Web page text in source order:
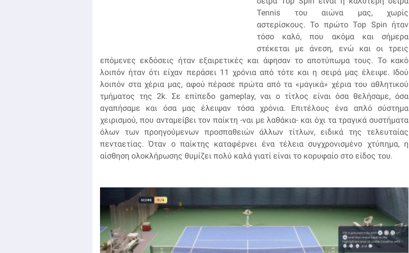
Tennis του αιώνα μας, χωρίς
αστερίσκους. Το πρώτο Top Spin ήταν
τόσο καλό, που ακόμα και σήμερα
στέκεται με άνεση, ενώ και οι τρεις
επόμενες εκδόσεις ήταν εξαιρετικές και άφησαν το αποτύπωμα τους. Το κακό
λοιπόν ήταν ότι είχαν περάσει 11 χρόνια από τότε και η σειρά μας έλειψε. Ιδού
λοιπόν στα χέρια μας, αφού πέρασε πρώτα από τα «μαγικά» χέρια του αθλητικού
τμήματος της 2k. Σε επίπεδο gameplay, ναι ο τίτλος είναι όσα θελήσαμε, όσα
αγαπήσαμε και όσα μας έλειψαν τόσα χρόνια. Επιτέλους ένα απλό σύστημα
χειρισμού, που ανταμείβει τον παίκτη -ναι με λαθάκια- και όχι τα τραγικά συστήματα
όλων των προηγούμενων προσπαθειών άλλων τίτλων, ειδικά της τελευταίας
πενταετίας. Όταν ο παίκτης καταφέρνει ένα τέλεια συγχρονισμένο χτύπημα, η
αίσθηση ολοκλήρωσης θυμίζει πολύ καλά γιατί είναι το κορυφαίο στο είδος του.